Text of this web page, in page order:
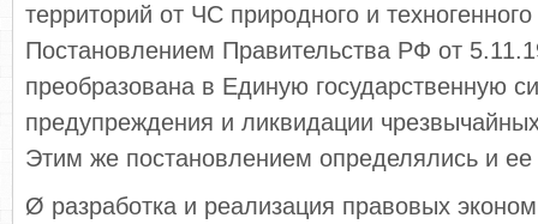
территорий от ЧС природного и
Постановлением Правительства РФ от
преобразована в Единую государственную
предупреждения и ликвидации
Этим же постановлением определялись и
Ø разработка и реализация правовых